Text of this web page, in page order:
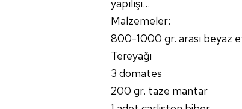
yapılışı...
Malzemeler:
800-1000 gr. arası beyaz
Tereyağı
3 domates
200 gr. taze mantar